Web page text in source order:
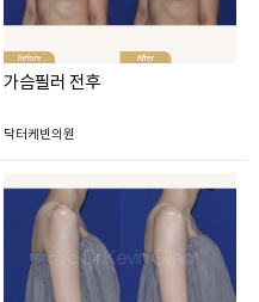
가슴필러 전후
닥터케빈의원